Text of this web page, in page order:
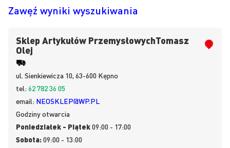
Zawęź wyniki wyszukiwania
Sklep Artykułów PrzemysłowychTomasz
Olej
ul. Sienkiewicza 10, 63-600 Kępno
tel:62 782 36 05
email: NEOSKLEP@WP.PL
Godziny otwarcia
Poniedziałek - Piątek09:00 - 17:00
Sobota:09:00 - 13:00